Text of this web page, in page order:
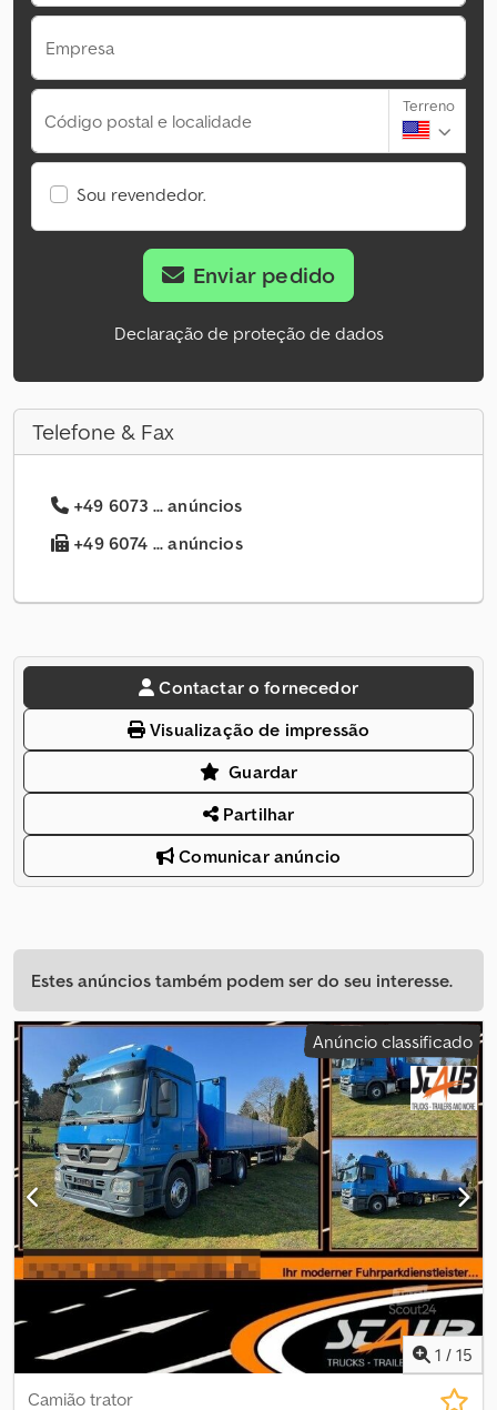
Empresa
Código postal e localidade
Terreno
Sou revendedor.
Enviar pedido
Declaração de proteção de dados
Telefone & Fax
+49 6073 ... anúncios
+49 6074 ... anúncios
Contactar o fornecedor
Visualização de impressão
Guardar
Partilhar
Comunicar anúncio
Estes anúncios também podem ser do seu interesse.
Anúncio classificado
1 / 15
Camião trator